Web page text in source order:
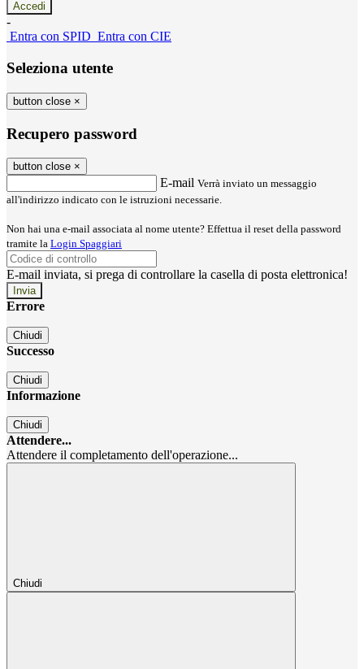
-
Entra con SPID Entra con CIE
Seleziona utente
button close ×
Recupero password
button close ×
E-mail Verrà inviato un messaggio
all'indirizzo indicato con le istruzioni necessarie.
Non hai una e-mail associata al nome utente? Effettua il reset della password
tramite la Login Spaggiari
E-mail inviata, si prega di controllare la casella di posta elettronica!
Errore
Chiudi
Successo
Chiudi
Informazione
Chiudi
Attendere...
Attendere il completamento dell'operazione...
Chiudi